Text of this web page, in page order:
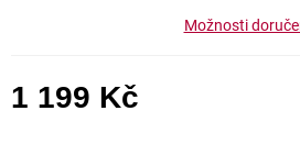
Možnosti
1 199 Kč